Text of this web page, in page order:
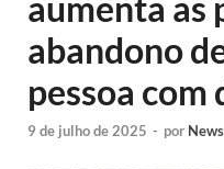
abandono
pessoa com
9 de julho de 2025 - por